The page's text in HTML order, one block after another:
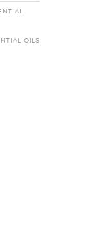
OILS